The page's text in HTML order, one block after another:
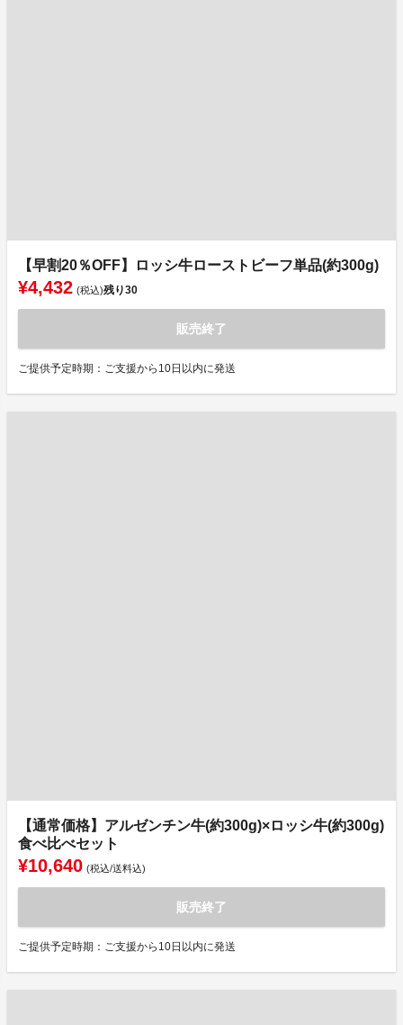
【早割20％OFF】ロッシ牛ローストビーフ単品(約300g)
¥4,432 (税込)残り30
販売終了
ご提供予定時期：ご支援から10日以内に発送
【通常価格】アルゼンチン牛(約300g)×ロッシ牛(約300g)
食べ比べセット
¥10,640 (税込/送料込)
販売終了
ご提供予定時期：ご支援から10日以内に発送